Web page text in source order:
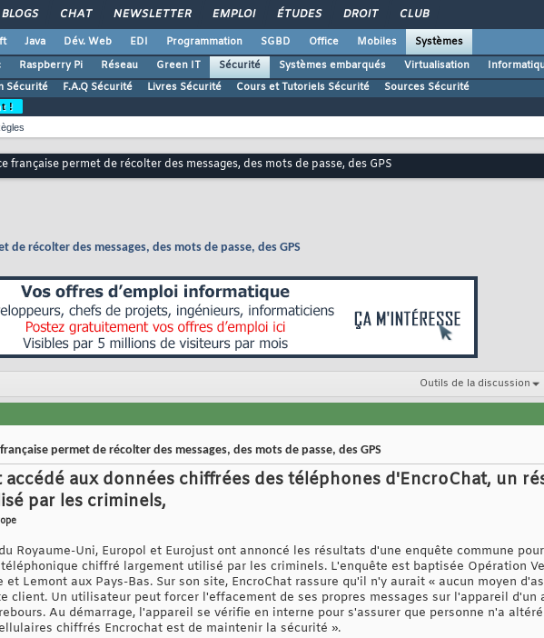
BLOGS CHAT NEWSLETTER EMPLOI ÉTUDES DROIT CLUB
Java Dév. Web EDI Programmation SGBD Office Mobiles
Systèmes
Raspberry Pi Réseau Green IT Sécurité Systèmes embarqués Virtualisation
Sécurité F.A.Q Sécurité Livres Sécurité Cours et Tutoriels Sécurité Sources Sécurité
!
française permet de récolter des messages, des mots de passe, des GPS
récolter des messages, des mots de passe, des GPS
Outils de la discussion
permet de récolter des messages, des mots de passe, des GPS
aux données chiffrées des téléphones d'EncroChat, un
par les criminels,
Royaume-Uni, Europol et Eurojust ont annoncé les résultats d'une enquête commune pour
chiffré largement utilisé par les criminels. L'enquête est baptisée Opération
et Lemont aux Pays-Bas. Sur son site, EncroChat rassure qu'il n'y aurait « aucun moyen
client. Un utilisateur peut forcer l'effacement de ses propres messages sur l'appareil d'un
Au démarrage, l'appareil se vérifie en interne pour s'assurer que personne n'a
chiffrés Encrochat est de maintenir la sécurité ».